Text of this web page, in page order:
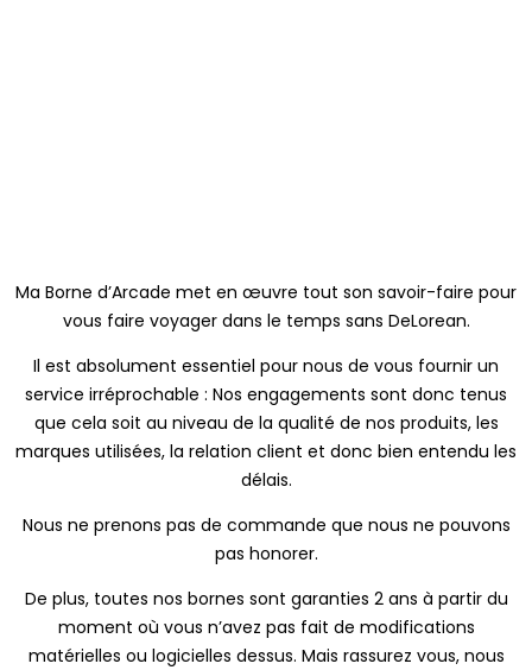
Ma Borne d’Arcade met en œuvre tout son savoir-faire pour
vous faire voyager dans le temps sans DeLorean.
Il est absolument essentiel pour nous de vous fournir un
service irréprochable : Nos engagements sont donc tenus
que cela soit au niveau de la qualité de nos produits, les
marques utilisées, la relation client et donc bien entendu les
délais.
Nous ne prenons pas de commande que nous ne pouvons
pas honorer.
De plus, toutes nos bornes sont garanties 2 ans à partir du
moment où vous n’avez pas fait de modifications
matérielles ou logicielles dessus. Mais rassurez vous, nous